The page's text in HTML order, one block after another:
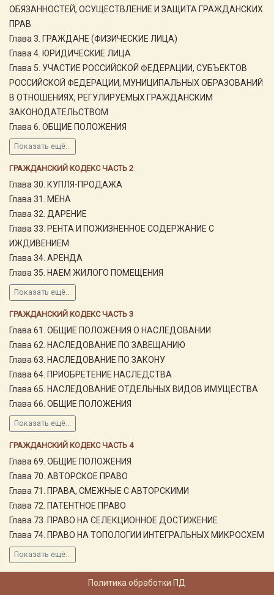
ОБЯЗАННОСТЕЙ, ОСУЩЕСТВЛЕНИЕ И ЗАЩИТА ГРАЖДАНСКИХ
ПРАВ
Глава 3. ГРАЖДАНЕ (ФИЗИЧЕСКИЕ ЛИЦА)
Глава 4. ЮРИДИЧЕСКИЕ ЛИЦА
Глава 5. УЧАСТИЕ РОССИЙСКОЙ ФЕДЕРАЦИИ, СУБЪЕКТОВ
РОССИЙСКОЙ ФЕДЕРАЦИИ, МУНИЦИПАЛЬНЫХ ОБРАЗОВАНИЙ
В ОТНОШЕНИЯХ, РЕГУЛИРУЕМЫХ ГРАЖДАНСКИМ
ЗАКОНОДАТЕЛЬСТВОМ
Глава 6. ОБЩИЕ ПОЛОЖЕНИЯ
Показать ещё...
ГРАЖДАНСКИЙ КОДЕКС ЧАСТЬ 2
Глава 30. КУПЛЯ-ПРОДАЖА
Глава 31. МЕНА
Глава 32. ДАРЕНИЕ
Глава 33. РЕНТА И ПОЖИЗНЕННОЕ СОДЕРЖАНИЕ С
ИЖДИВЕНИЕМ
Глава 34. АРЕНДА
Глава 35. НАЕМ ЖИЛОГО ПОМЕЩЕНИЯ
Показать ещё...
ГРАЖДАНСКИЙ КОДЕКС ЧАСТЬ 3
Глава 61. ОБЩИЕ ПОЛОЖЕНИЯ О НАСЛЕДОВАНИИ
Глава 62. НАСЛЕДОВАНИЕ ПО ЗАВЕЩАНИЮ
Глава 63. НАСЛЕДОВАНИЕ ПО ЗАКОНУ
Глава 64. ПРИОБРЕТЕНИЕ НАСЛЕДСТВА
Глава 65. НАСЛЕДОВАНИЕ ОТДЕЛЬНЫХ ВИДОВ ИМУЩЕСТВА
Глава 66. ОБЩИЕ ПОЛОЖЕНИЯ
Показать ещё...
ГРАЖДАНСКИЙ КОДЕКС ЧАСТЬ 4
Глава 69. ОБЩИЕ ПОЛОЖЕНИЯ
Глава 70. АВТОРСКОЕ ПРАВО
Глава 71. ПРАВА, СМЕЖНЫЕ С АВТОРСКИМИ
Глава 72. ПАТЕНТНОЕ ПРАВО
Глава 73. ПРАВО НА СЕЛЕКЦИОННОЕ ДОСТИЖЕНИЕ
Глава 74. ПРАВО НА ТОПОЛОГИИ ИНТЕГРАЛЬНЫХ МИКРОСХЕМ
Показать ещё...
Политика обработки ПД